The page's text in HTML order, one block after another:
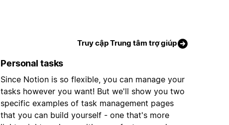
Truy cập Trung tâm trợ giúp
Personal tasks
Since Notion is so flexible, you can manage your
tasks however you want! But we'll show you two
specific examples of task management pages
that you can build yourself - one that's more